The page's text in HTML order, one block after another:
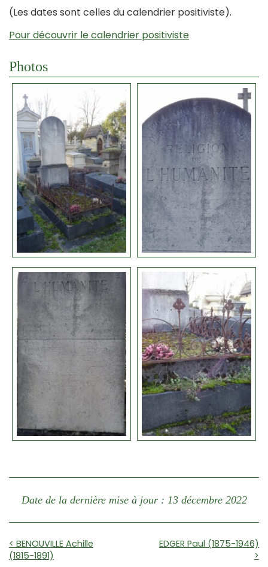
(Les dates sont celles du calendrier positiviste).
Pour découvrir le calendrier positiviste
Photos
Date de la dernière mise à jour : 13 décembre 2022
< BENOUVILLE Achille
(1815-1891)
EDGER Paul (1875-1946)
>